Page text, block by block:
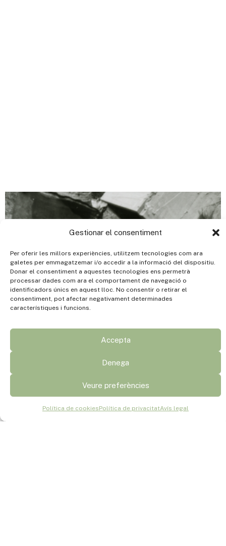
Gestionar el consentiment
Per oferir les millors experiències, utilitzem tecnologies com ara
galetes per emmagatzemar i/o accedir a la informació del dispositiu.
Donar el consentiment a aquestes tecnologies ens permetrà
processar dades com ara el comportament de navegació o
identificadors únics en aquest lloc. No consentir o retirar el
consentiment, pot afectar negativament determinades
característiques i funcions.
Accepta
Denega
Veure preferències
Política de cookiesPolítica de privacitatAvís legal